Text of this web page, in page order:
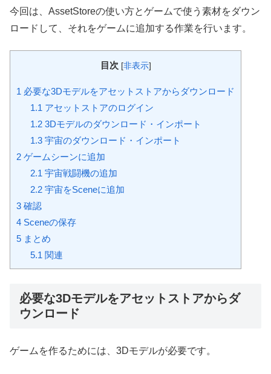
今回は、AssetStoreの使い方とゲームで使う素材をダウン
ロードして、それをゲームに追加する作業を行います。
目次 [非表示]
1 必要な3Dモデルをアセットストアからダウンロード
1.1 アセットストアのログイン
1.23Dモデルのダウンロード・インポート
1.3宇宙のダウンロード・インポート
2 ゲームシーンに追加
2.1 宇宙戦闘機の追加
2.2宇宙をSceneに追加
3 確認
4 Sceneの保存
5 まとめ
5.1 関連
必要な3Dモデルをアセットストアからダ
ウンロード
ゲームを作るためには、3Dモデルが必要です。